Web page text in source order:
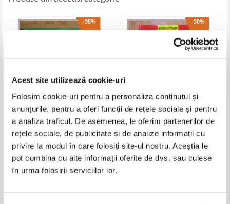
Acest site utilizează cookie-uri
Folosim cookie-uri pentru a personaliza conținutul și
anunțurile, pentru a oferi funcții de rețele sociale și pentru
a analiza traficul. De asemenea, le oferim partenerilor de
rețele sociale, de publicitate și de analize informații cu
privire la modul în care folosiți site-ul nostru. Aceștia le
pot combina cu alte informații oferite de dvs. sau culese
în urma folosirii serviciilor lor.
-35%
Naci Keskin - Efes
Pret: 13,00Lei 8,45 Lei
Adaugă în coș
-30%
Gert Streidt - Sans Souci
Postdam Palaces and Gardens
Pret:14,00Lei 9,80 Lei
Adaugă în coș
-20% -20%